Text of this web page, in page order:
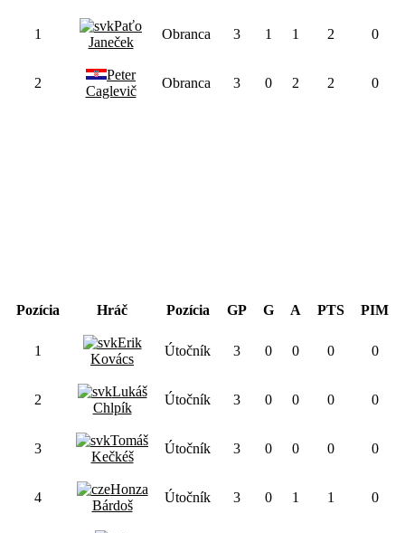
1
Paťo
Janeček
Obranca 3 1 1 2 0
2
Peter
Caglevič
Obranca 3 0 2 2 0
Pozícia Hráč Pozícia GP G A PTS PIM
1
Erik
Kovács
Útočník 3 0 0 0 0
2
Lukáš
Chlpík
Útočník 3 0 0 0 0
3
Tomáš
Kečkéš
Útočník 3 0 0 0 0
4
Honza
Bárdoš
Útočník 3 0 1 1 0